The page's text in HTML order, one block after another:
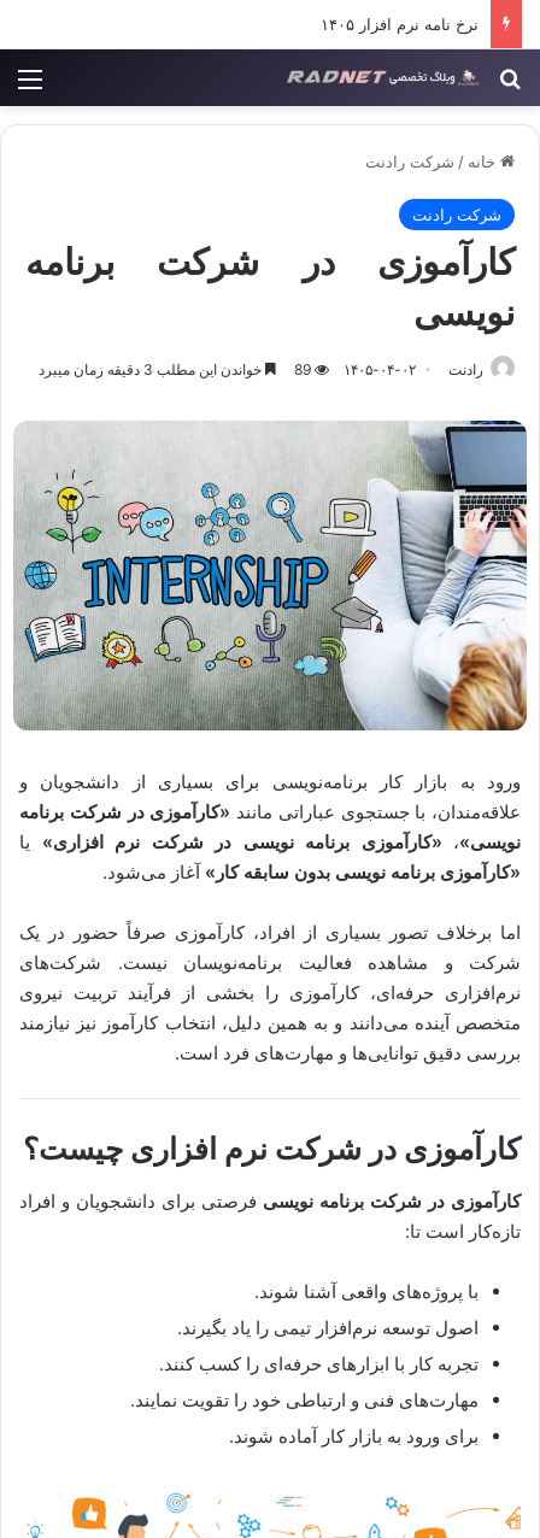
تعدیل در قراردادهای فناوری اطلاعات
جستجو برای
خانه / شرکت رادنت
شرکت رادنت
کارآموزی در شرکت برنامه
نویسی
رادنت ۱۴۰۵-۰۴-۰۲ 89 خواندن این مطلب 3 دقیقه زمان میبرد
ورود به بازار کار برنامه‌نویسی برای بسیاری از دانشجویان و
علاقه‌مندان، با جستجوی عباراتی مانند «کارآموزی در شرکت برنامه
نویسی»، «کارآموزی برنامه نویسی در شرکت نرم افزاری» یا
«کارآموزی برنامه نویسی بدون سابقه کار» آغاز می‌شود.
اما برخلاف تصور بسیاری از افراد، کارآموزی صرفاً حضور در یک
شرکت و مشاهده فعالیت برنامه‌نویسان نیست. شرکت‌های
نرم‌افزاری حرفه‌ای، کارآموزی را بخشی از فرآیند تربیت نیروی
متخصص آینده می‌دانند و به همین دلیل، انتخاب کارآموز نیز نیازمند
بررسی دقیق توانایی‌ها و مهارت‌های فرد است.
کارآموزی در شرکت نرم افزاری چیست؟
کارآموزی در شرکت برنامه نویسی فرصتی برای دانشجویان و افراد
تازه‌کار است تا:
با پروژه‌های واقعی آشنا شوند.
اصول توسعه نرم‌افزار تیمی را یاد بگیرند.
تجربه کار با ابزارهای حرفه‌ای را کسب کنند.
مهارت‌های فنی و ارتباطی خود را تقویت نمایند.
برای ورود به بازار کار آماده شوند.